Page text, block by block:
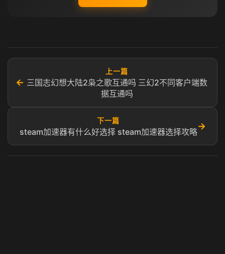
←
上一篇
三国志幻想大陆2枭之歌互通吗 三幻2不同客户端数
据互通吗
下一篇
steam加速器有什么好选择 steam加速器选择攻略
→